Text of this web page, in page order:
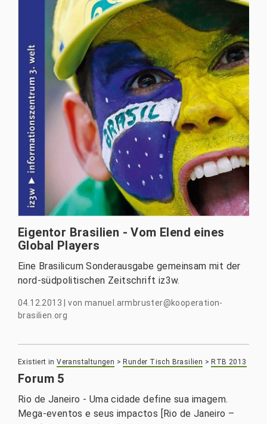
Eigentor Brasilien - Vom Elend eines
Global Players
Eine Brasilicum Sonderausgabe gemeinsam mit der
nord-südpolitischen Zeitschrift iz3w.
04.12.2013|von manuel.armbruster@kooperation-
brasilien.org
Existiert in Veranstaltungen >Runder Tisch Brasilien >RTB 2013
Forum 5
Rio de Janeiro - Uma cidade define sua imagem.
Mega-eventos e seus impactos [Rio de Janeiro –